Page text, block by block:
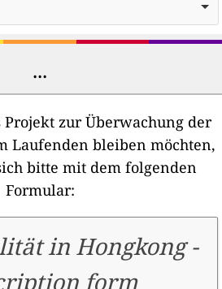
...
Projekt zur Überwachung der
Laufenden bleiben möchten,
bitte mit dem folgenden
Formular:
in Hongkong-
form